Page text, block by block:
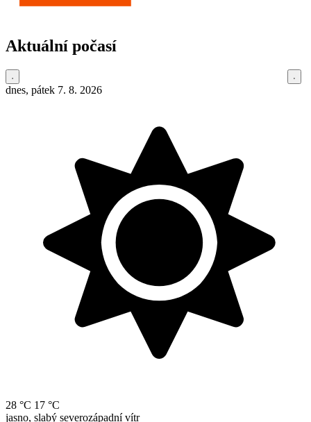
Aktuální počasí
dnes, pátek 7. 8. 2026
28 °C 17 °C
jasno, slabý severozápadní vítr